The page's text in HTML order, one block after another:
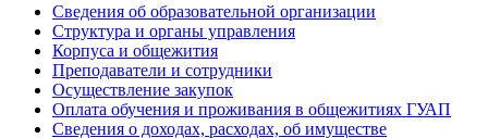
Сведения об образовательной организации
Структура и органы управления
Корпуса и общежития
Преподаватели и сотрудники
Осуществление закупок
Оплата обучения и проживания в общежитиях ГУАП
Сведения о доходах, расходах, об имуществе